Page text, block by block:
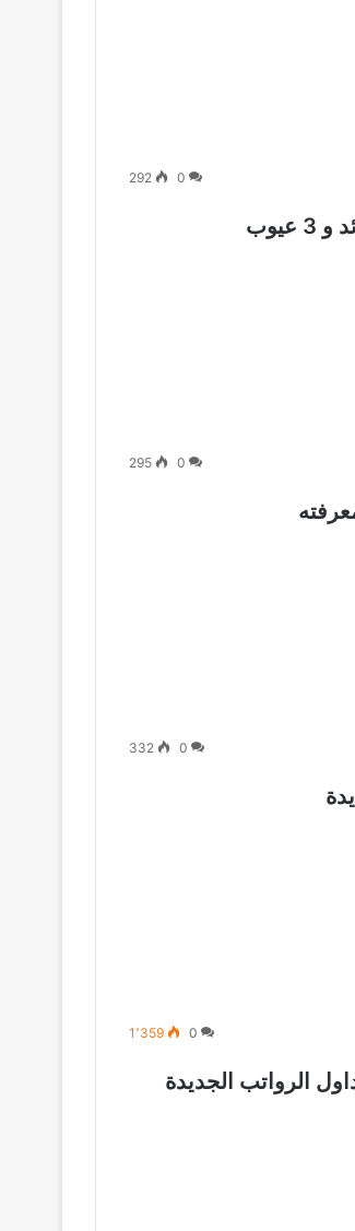
0
292
0
295
0
332
0 1٬359
السريع وجداول الرواتب الجديدة